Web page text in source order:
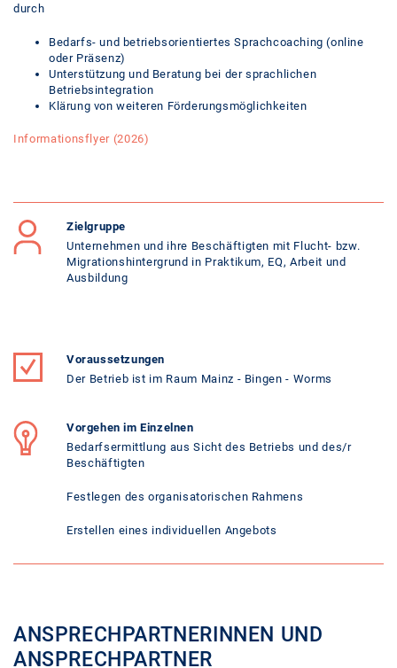
durch
Bedarfs- und betriebsorientiertes Sprachcoaching (online
oder Präsenz)
Unterstützung und Beratung bei der sprachlichen
Betriebsintegration
Klärung von weiteren Förderungsmöglichkeiten
Informationsflyer (2026)
Zielgruppe
Unternehmen und ihre Beschäftigten mit Flucht- bzw.
Migrationshintergrund in Praktikum, EQ, Arbeit und
Ausbildung
Voraussetzungen
Der Betrieb ist im Raum Mainz - Bingen - Worms
Vorgehen im Einzelnen
Bedarfsermittlung aus Sicht des Betriebs und des/r
Beschäftigten
Festlegen des organisatorischen Rahmens
Erstellen eines individuellen Angebots
ANSPRECHPARTNERINNEN UND
ANSPRECHPARTNER